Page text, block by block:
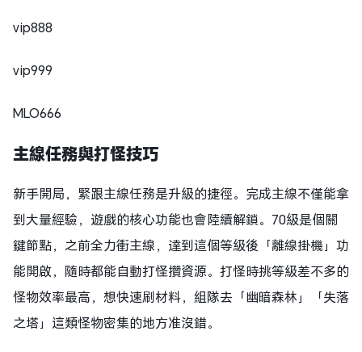
vip888​
vip999​
MLO666​
主線任務與打怪技巧
新手開局，緊跟主線任務是升級的捷徑。完成主線不僅能拿
到大量經驗，遊戲的核心功能也會陸續解鎖。70級是個關
鍵節點，之前全力衝主線，達到這個等級後「離線掛機」功
能開啟，隨時都能自動打怪攢資源。打怪時挑等級差不多的
怪物效率最高，想快速刷材料，組隊去「幽暗森林」「失落
之塔」這類怪物密集的地方准沒錯。​